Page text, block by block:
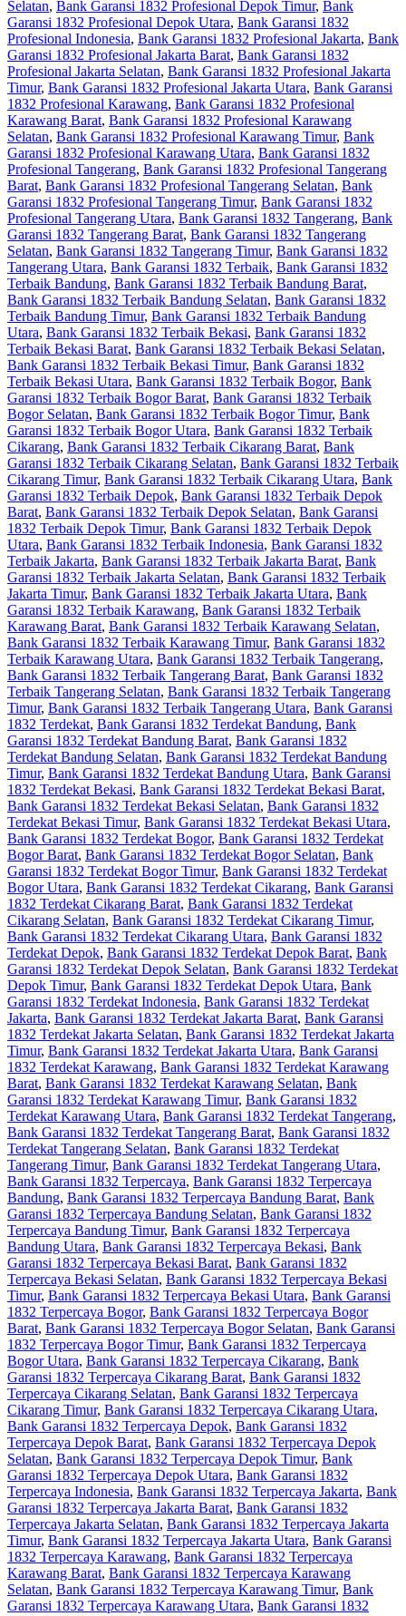
Selatan, Bank Garansi 1832 Profesional Depok Timur, Bank
Garansi 1832 Profesional Depok Utara, Bank Garansi 1832
Profesional Indonesia, Bank Garansi 1832 Profesional Jakarta, Bank
Garansi 1832 Profesional Jakarta Barat, Bank Garansi 1832
Profesional Jakarta Selatan, Bank Garansi 1832 Profesional Jakarta
Timur, Bank Garansi 1832 Profesional Jakarta Utara, Bank Garansi
1832 Profesional Karawang, Bank Garansi 1832 Profesional
Karawang Barat, Bank Garansi 1832 Profesional Karawang
Selatan, Bank Garansi 1832 Profesional Karawang Timur, Bank
Garansi 1832 Profesional Karawang Utara, Bank Garansi 1832
Profesional Tangerang, Bank Garansi 1832 Profesional Tangerang
Barat, Bank Garansi 1832 Profesional Tangerang Selatan, Bank
Garansi 1832 Profesional Tangerang Timur, Bank Garansi 1832
Profesional Tangerang Utara, Bank Garansi 1832 Tangerang, Bank
Garansi 1832 Tangerang Barat, Bank Garansi 1832 Tangerang
Selatan, Bank Garansi 1832 Tangerang Timur, Bank Garansi 1832
Tangerang Utara, Bank Garansi 1832 Terbaik, Bank Garansi 1832
Terbaik Bandung, Bank Garansi 1832 Terbaik Bandung Barat,
Bank Garansi 1832 Terbaik Bandung Selatan, Bank Garansi 1832
Terbaik Bandung Timur, Bank Garansi 1832 Terbaik Bandung
Utara, Bank Garansi 1832 Terbaik Bekasi, Bank Garansi 1832
Terbaik Bekasi Barat, Bank Garansi 1832 Terbaik Bekasi Selatan,
Bank Garansi 1832 Terbaik Bekasi Timur, Bank Garansi 1832
Terbaik Bekasi Utara, Bank Garansi 1832 Terbaik Bogor, Bank
Garansi 1832 Terbaik Bogor Barat, Bank Garansi 1832 Terbaik
Bogor Selatan, Bank Garansi 1832 Terbaik Bogor Timur, Bank
Garansi 1832 Terbaik Bogor Utara, Bank Garansi 1832 Terbaik
Cikarang, Bank Garansi 1832 Terbaik Cikarang Barat, Bank
Garansi 1832 Terbaik Cikarang Selatan, Bank Garansi 1832 Terbaik
Cikarang Timur, Bank Garansi 1832 Terbaik Cikarang Utara, Bank
Garansi 1832 Terbaik Depok, Bank Garansi 1832 Terbaik Depok
Barat, Bank Garansi 1832 Terbaik Depok Selatan, Bank Garansi
1832 Terbaik Depok Timur, Bank Garansi 1832 Terbaik Depok
Utara, Bank Garansi 1832 Terbaik Indonesia, Bank Garansi 1832
Terbaik Jakarta, Bank Garansi 1832 Terbaik Jakarta Barat, Bank
Garansi 1832 Terbaik Jakarta Selatan, Bank Garansi 1832 Terbaik
Jakarta Timur, Bank Garansi 1832 Terbaik Jakarta Utara, Bank
Garansi 1832 Terbaik Karawang, Bank Garansi 1832 Terbaik
Karawang Barat, Bank Garansi 1832 Terbaik Karawang Selatan,
Bank Garansi 1832 Terbaik Karawang Timur, Bank Garansi 1832
Terbaik Karawang Utara, Bank Garansi 1832 Terbaik Tangerang,
Bank Garansi 1832 Terbaik Tangerang Barat, Bank Garansi 1832
Terbaik Tangerang Selatan, Bank Garansi 1832 Terbaik Tangerang
Timur, Bank Garansi 1832 Terbaik Tangerang Utara, Bank Garansi
1832 Terdekat, Bank Garansi 1832 Terdekat Bandung, Bank
Garansi 1832 Terdekat Bandung Barat, Bank Garansi 1832
Terdekat Bandung Selatan, Bank Garansi 1832 Terdekat Bandung
Timur, Bank Garansi 1832 Terdekat Bandung Utara, Bank Garansi
1832 Terdekat Bekasi, Bank Garansi 1832 Terdekat Bekasi Barat,
Bank Garansi 1832 Terdekat Bekasi Selatan, Bank Garansi 1832
Terdekat Bekasi Timur, Bank Garansi 1832 Terdekat Bekasi Utara,
Bank Garansi 1832 Terdekat Bogor, Bank Garansi 1832 Terdekat
Bogor Barat, Bank Garansi 1832 Terdekat Bogor Selatan, Bank
Garansi 1832 Terdekat Bogor Timur, Bank Garansi 1832 Terdekat
Bogor Utara, Bank Garansi 1832 Terdekat Cikarang, Bank Garansi
1832 Terdekat Cikarang Barat, Bank Garansi 1832 Terdekat
Cikarang Selatan, Bank Garansi 1832 Terdekat Cikarang Timur,
Bank Garansi 1832 Terdekat Cikarang Utara, Bank Garansi 1832
Terdekat Depok, Bank Garansi 1832 Terdekat Depok Barat, Bank
Garansi 1832 Terdekat Depok Selatan, Bank Garansi 1832 Terdekat
Depok Timur, Bank Garansi 1832 Terdekat Depok Utara, Bank
Garansi 1832 Terdekat Indonesia, Bank Garansi 1832 Terdekat
Jakarta, Bank Garansi 1832 Terdekat Jakarta Barat, Bank Garansi
1832 Terdekat Jakarta Selatan, Bank Garansi 1832 Terdekat Jakarta
Timur, Bank Garansi 1832 Terdekat Jakarta Utara, Bank Garansi
1832 Terdekat Karawang, Bank Garansi 1832 Terdekat Karawang
Barat, Bank Garansi 1832 Terdekat Karawang Selatan, Bank
Garansi 1832 Terdekat Karawang Timur, Bank Garansi 1832
Terdekat Karawang Utara, Bank Garansi 1832 Terdekat Tangerang,
Bank Garansi 1832 Terdekat Tangerang Barat, Bank Garansi 1832
Terdekat Tangerang Selatan, Bank Garansi 1832 Terdekat
Tangerang Timur, Bank Garansi 1832 Terdekat Tangerang Utara,
Bank Garansi 1832 Terpercaya, Bank Garansi 1832 Terpercaya
Bandung, Bank Garansi 1832 Terpercaya Bandung Barat, Bank
Garansi 1832 Terpercaya Bandung Selatan, Bank Garansi 1832
Terpercaya Bandung Timur, Bank Garansi 1832 Terpercaya
Bandung Utara, Bank Garansi 1832 Terpercaya Bekasi, Bank
Garansi 1832 Terpercaya Bekasi Barat, Bank Garansi 1832
Terpercaya Bekasi Selatan, Bank Garansi 1832 Terpercaya Bekasi
Timur, Bank Garansi 1832 Terpercaya Bekasi Utara, Bank Garansi
1832 Terpercaya Bogor, Bank Garansi 1832 Terpercaya Bogor
Barat, Bank Garansi 1832 Terpercaya Bogor Selatan, Bank Garansi
1832 Terpercaya Bogor Timur, Bank Garansi 1832 Terpercaya
Bogor Utara, Bank Garansi 1832 Terpercaya Cikarang, Bank
Garansi 1832 Terpercaya Cikarang Barat, Bank Garansi 1832
Terpercaya Cikarang Selatan, Bank Garansi 1832 Terpercaya
Cikarang Timur, Bank Garansi 1832 Terpercaya Cikarang Utara,
Bank Garansi 1832 Terpercaya Depok, Bank Garansi 1832
Terpercaya Depok Barat, Bank Garansi 1832 Terpercaya Depok
Selatan, Bank Garansi 1832 Terpercaya Depok Timur, Bank
Garansi 1832 Terpercaya Depok Utara, Bank Garansi 1832
Terpercaya Indonesia, Bank Garansi 1832 Terpercaya Jakarta, Bank
Garansi 1832 Terpercaya Jakarta Barat, Bank Garansi 1832
Terpercaya Jakarta Selatan, Bank Garansi 1832 Terpercaya Jakarta
Timur, Bank Garansi 1832 Terpercaya Jakarta Utara, Bank Garansi
1832 Terpercaya Karawang, Bank Garansi 1832 Terpercaya
Karawang Barat, Bank Garansi 1832 Terpercaya Karawang
Selatan, Bank Garansi 1832 Terpercaya Karawang Timur, Bank
Garansi 1832 Terpercaya Karawang Utara, Bank Garansi 1832